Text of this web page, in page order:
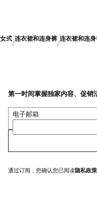
女式 连衣裙和连身裤 连衣裙和连
第一时间掌握独家内容、促销
电子邮箱
通过订阅，您确认您已阅读隐私政策